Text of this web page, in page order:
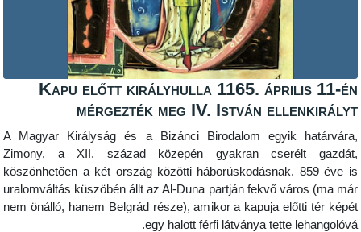
Kapu előtt királyhulla 1165.
mérgezték meg IV. István
A Magyar Királyság és a Bizánci Birodalom egyik
Zimony, a XII. század közepén gyakran cserélt
köszönhetően a két ország közötti háborúskodásnak.
uralomváltás küszöbén állt az Al-Duna partján fekvő
nem önálló, hanem Belgrád része), amikor a kapuja
egy halott férfi látványa tette